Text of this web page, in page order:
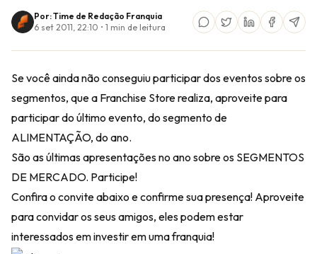
Por: Time de Redação Franquia
6 set 2011, 22:10 • 1 min de leitura
Se você ainda não conseguiu participar dos eventos sobre os
segmentos, que a Franchise Store realiza, aproveite para
participar do último evento, do segmento de
ALIMENTAÇÃO, do ano.
São as últimas apresentações no ano sobre os SEGMENTOS
DE MERCADO. Participe!
Confira o convite abaixo e confirme sua presença! Aproveite
para convidar os seus amigos, eles podem estar
interessados em investir em uma franquia!